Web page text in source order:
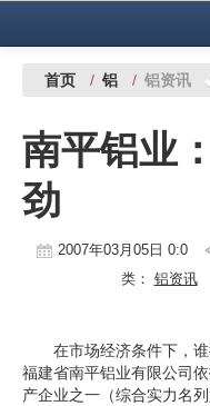
中国有色金属报社主办 广告服
铜镍铅锌
铝
稀有稀土
科技
镁钛
首页 / 铝 / 铝资讯
南平铝业
劲
2007年03月05日 0:0
类： 铝资讯
在市场经济条件下，谁
福建省南平铝业有限公司
产企业之一（综合实力名